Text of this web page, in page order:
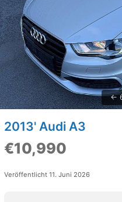
2013' Audi A3
€10,990
Veröffentlicht 11. Juni 2026